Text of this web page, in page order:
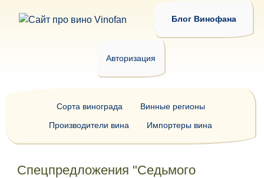
Блог Винофана
Авторизация
Спецпредложения "Седьмого
Сорта винограда
Винные регионы
Производители вина
Импортеры вина